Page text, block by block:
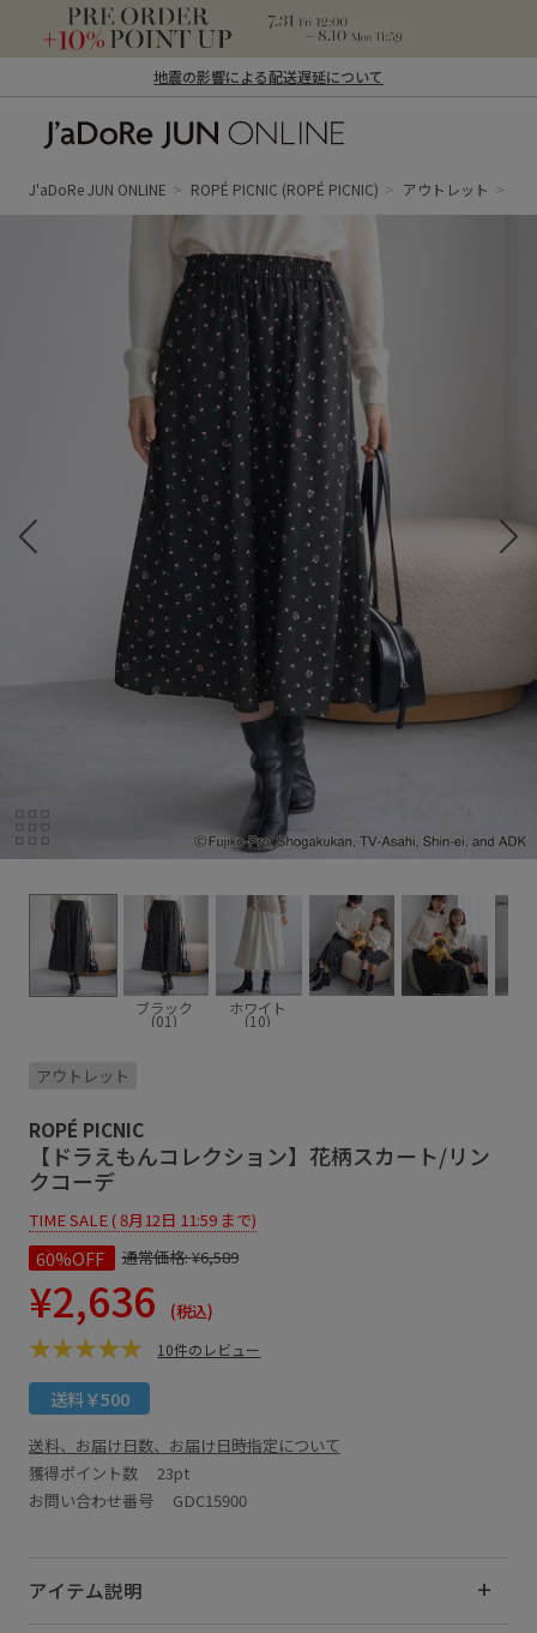
地震の影響による配送遅延について
ン オンライン）
J'aDoRe JUN ONLINE ROPÉ PICNIC (ROPÉ PICNIC) アウトレット
ブラック
(01)
ホワイト
(10)
アウトレット
ROPÉ PICNIC
【ドラえもんコレクション】花柄スカート/リン
クコーデ
TIME SALE ( 8月12日 11:59 まで)
60%OFF 通常価格:¥6,589
¥2,636 (税込)
10件のレビュー
送料￥500
送料、お届け日数、お届け日時指定について
獲得ポイント数 23pt
お問い合わせ番号 GDC15900
アイテム説明